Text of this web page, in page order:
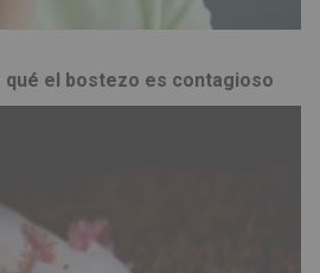
qué el bostezo es contagioso